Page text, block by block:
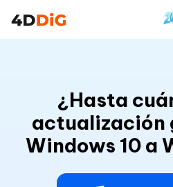
¿Hasta
actualización
Windows 10 a